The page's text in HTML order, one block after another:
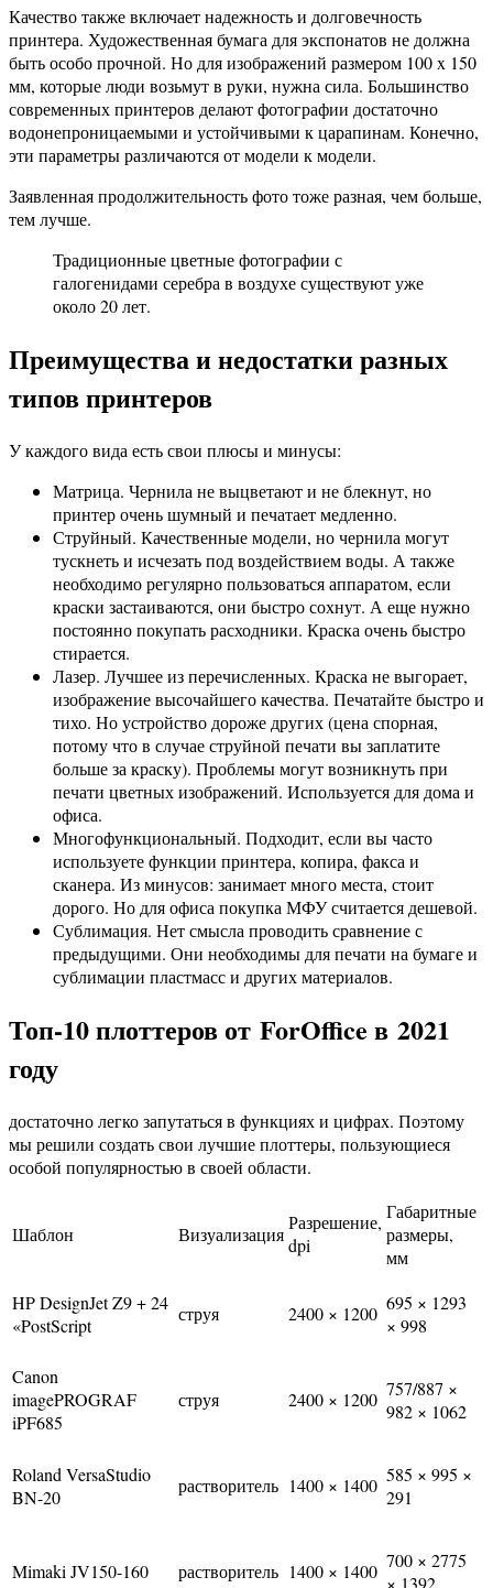
Качество также включает надежность и долговечность
принтера. Художественная бумага для экспонатов не должна
быть особо прочной. Но для изображений размером 100 x 150
мм, которые люди возьмут в руки, нужна сила. Большинство
современных принтеров делают фотографии достаточно
водонепроницаемыми и устойчивыми к царапинам. Конечно,
эти параметры различаются от модели к модели.
Заявленная продолжительность фото тоже разная, чем больше,
тем лучше.
Традиционные цветные фотографии с
галогенидами серебра в воздухе существуют уже
около 20 лет.
Преимущества и недостатки разных
типов принтеров
У каждого вида есть свои плюсы и минусы:
Матрица. Чернила не выцветают и не блекнут, но
принтер очень шумный и печатает медленно.
Струйный. Качественные модели, но чернила могут
тускнеть и исчезать под воздействием воды. А также
необходимо регулярно пользоваться аппаратом, если
краски застаиваются, они быстро сохнут. А еще нужно
постоянно покупать расходники. Краска очень быстро
стирается.
Лазер. Лучшее из перечисленных. Краска не выгорает,
изображение высочайшего качества. Печатайте быстро и
тихо. Но устройство дороже других (цена спорная,
потому что в случае струйной печати вы заплатите
больше за краску). Проблемы могут возникнуть при
печати цветных изображений. Используется для дома и
офиса.
Многофункциональный. Подходит, если вы часто
используете функции принтера, копира, факса и
сканера. Из минусов: занимает много места, стоит
дорого. Но для офиса покупка МФУ считается дешевой.
Сублимация. Нет смысла проводить сравнение с
предыдущими. Они необходимы для печати на бумаге и
сублимации пластмасс и других материалов.
Топ-10 плоттеров от ForOffice в 2021
году
достаточно легко запутаться в функциях и цифрах. Поэтому
мы решили создать свои лучшие плоттеры, пользующиеся
особой популярностью в своей области.
Шаблон Визуализация
Разрешение,
dpi
Габаритные
размеры,
мм
HP DesignJet Z9 + 24
«PostScript
струя 2400 × 1200 695 × 1293
× 998
Canon
imagePROGRAF
iPF685
струя 2400 × 1200 757/887 ×
982 × 1062
Roland VersaStudio
BN-20
растворитель 1400 × 1400 585 × 995 ×
291
Mimaki JV150-160 растворитель 1400 × 1400 700 × 2775
× 1392